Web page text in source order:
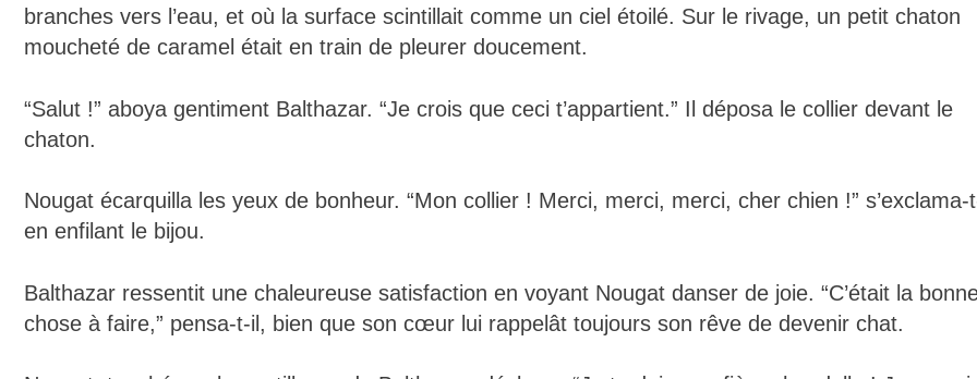
branches vers l’eau, et où la surface scintillait comme un ciel étoilé. Sur le rivage, un petit chaton
moucheté de caramel était en train de pleurer doucement.
“Salut !” aboya gentiment Balthazar. “Je crois que ceci t’appartient.” Il déposa le collier devant le
chaton.
Nougat écarquilla les yeux de bonheur. “Mon collier ! Merci, merci, merci, cher chien !” s’exclama-
en enfilant le bijou.
Balthazar ressentit une chaleureuse satisfaction en voyant Nougat danser de joie. “C’était la
chose à faire,” pensa-t-il, bien que son cœur lui rappelât toujours son rêve de devenir chat.